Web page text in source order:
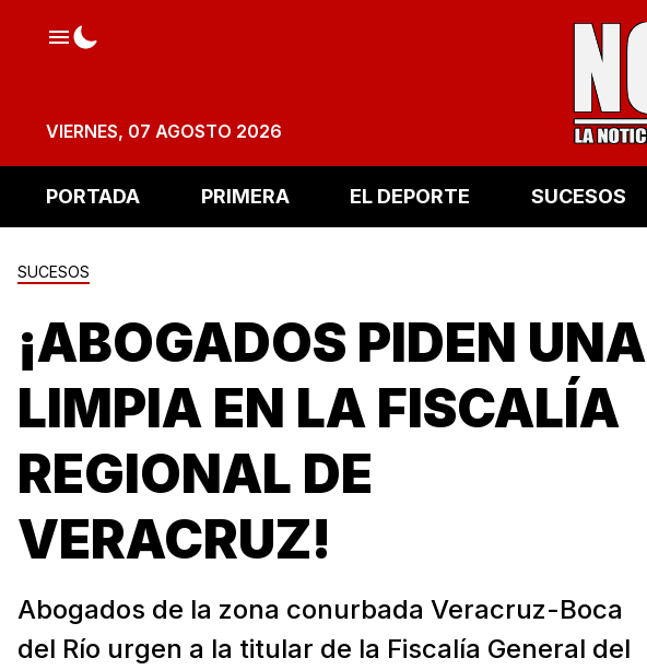
VIERNES, 07 AGOSTO 2026
PORTADA PRIMERA EL DEPORTE SUCESOS
SUCESOS
¡ABOGADOS PIDEN UNA
LIMPIA EN LA FISCALÍA
REGIONAL DE
VERACRUZ!
Abogados de la zona conurbada Veracruz-Boca
del Río urgen a la titular de la Fiscalía General del